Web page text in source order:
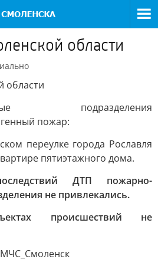
области
области
подразделения
пожар:
переулке города Рославля
пятиэтажного дома.
ДТП пожарно-
не привлекались.
происшествий не